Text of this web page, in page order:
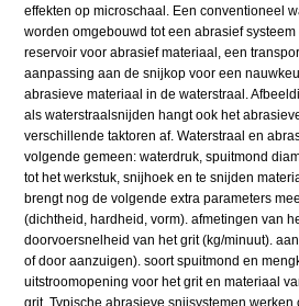
effekten op microschaal. Een conventioneel
worden omgebouwd tot een abrasief
reservoir voor abrasief materiaal, een
aanpassing aan de snijkop voor een
abrasieve materiaal in de waterstraal.
als waterstraalsnijden hangt ook het
verschillende taktoren af. Waterstraal en
volgende gemeen: waterdruk, spuitmond
tot het werkstuk, snijhoek en te snijden
brengt nog de volgende extra parameters
(dichtheid, hardheid, vorm). afmetingen van
doorvoersnelheid van het grit (kg/minuut).
of door aanzuigen). soort spuitmond en
uitstroomopening voor het grit en materiaal